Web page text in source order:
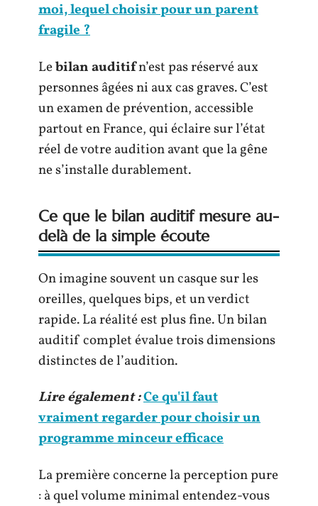
moi, lequel choisir pour un parent
fragile ?
Lebilan auditifn’est pas réservé aux
personnes âgées ni aux cas graves. C’est
un examen de prévention, accessible
partout en France, qui éclaire sur l’état
réel de votre audition avant que la gêne
ne s’installe durablement.
Ce que le bilan auditif mesure au-
delà de la simple écoute
On imagine souvent un casque sur les
oreilles, quelques bips, et un verdict
rapide. La réalité est plus fine. Un bilan
auditif complet évalue trois dimensions
distinctes de l’audition.
Lire également :Ce qu'il faut
vraiment regarder pour choisir un
programme minceur efficace
La première concerne la perception pure
: à quel volume minimal entendez-vous